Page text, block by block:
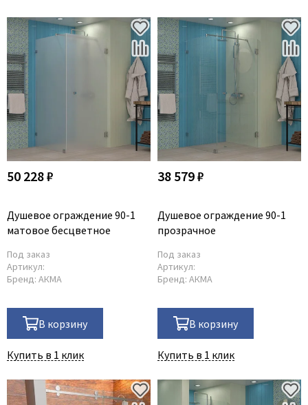
50 228 ₽
Душевое ограждение 90-1
матовое бесцветное
Под заказ
Артикул:
Бренд: АКМА
В корзину
Купить в 1 клик
38 579 ₽
Душевое ограждение 90-1
прозрачное
Под заказ
Артикул:
Бренд: АКМА
В корзину
Купить в 1 клик